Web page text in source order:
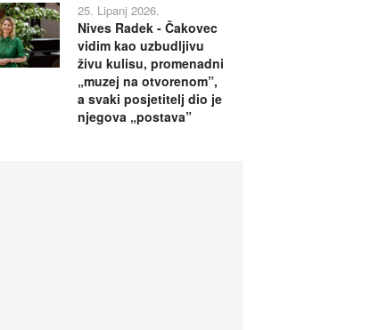
25. Lipanj 2026.
Nives Radek - Čakovec
vidim kao uzbudljivu
živu kulisu, promenadni
„muzej na otvorenom”,
a svaki posjetitelj dio je
njegova „postava”